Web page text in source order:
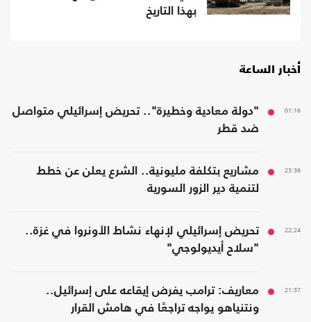
بهذا التاريخ
أخبار الساعة
01:16
"دولة معادية وخطيرة".. تحريض إسرائيلي متواصل
ضد قطر
23:36
مشاريع بتكلفة مليونية.. الشرع يعلن عن خطط
لتنمية دير الزور السورية
22:24
تحريض إسرائيلي لإنهاء نشاط الأونروا في غزة..
"سلاح أيديولوجي"
21:37
معاريف: ترامب يفرض إيقاعه على إسرائيل..
ونتنياهو يواجه تراجعًا في هامش القرار